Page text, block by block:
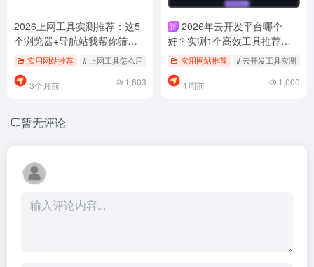
2026上网工具实测推荐：这5
个浏览器+导航站我帮你筛过
了，别再乱找了
实用网站推荐 # 上网工具怎么用 # 上网工具推荐 # 免费上网工具
3个月前 1,603
新 2026年云开发平台哪个
好？实测1个高效工具推荐，
别再乱找了
实用网站推荐 # 云开发工具实测
1周前 1,000
暂无评论